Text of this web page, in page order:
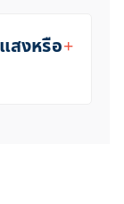
สงหรือ